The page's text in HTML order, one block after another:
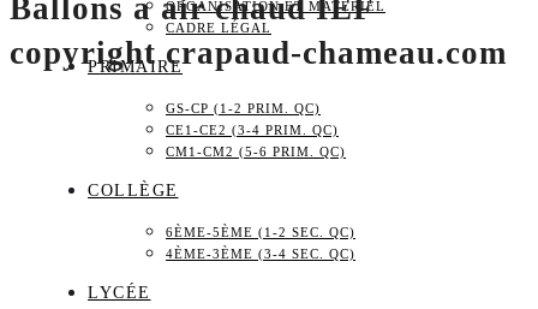
ORGANISATION ET MATÉRIEL
CADRE LÉGAL
PRIMAIRE
GS-CP (1-2 PRIM. QC)
CE1-CE2 (3-4 PRIM. QC)
CM1-CM2 (5-6 PRIM. QC)
COLLÈGE
6ÈME-5ÈME (1-2 SEC. QC)
4ÈME-3ÈME (3-4 SEC. QC)
LYCÉE
Ballons a air chaud IEF
copyright crapaud-chameau.com